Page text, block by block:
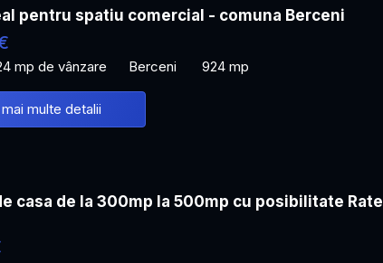
pentru spatiu comercial - comuna Berceni
mp de vânzare Berceni 924 mp
multe detalii
casa de la 300mp la 500mp cu posibilitate Rate